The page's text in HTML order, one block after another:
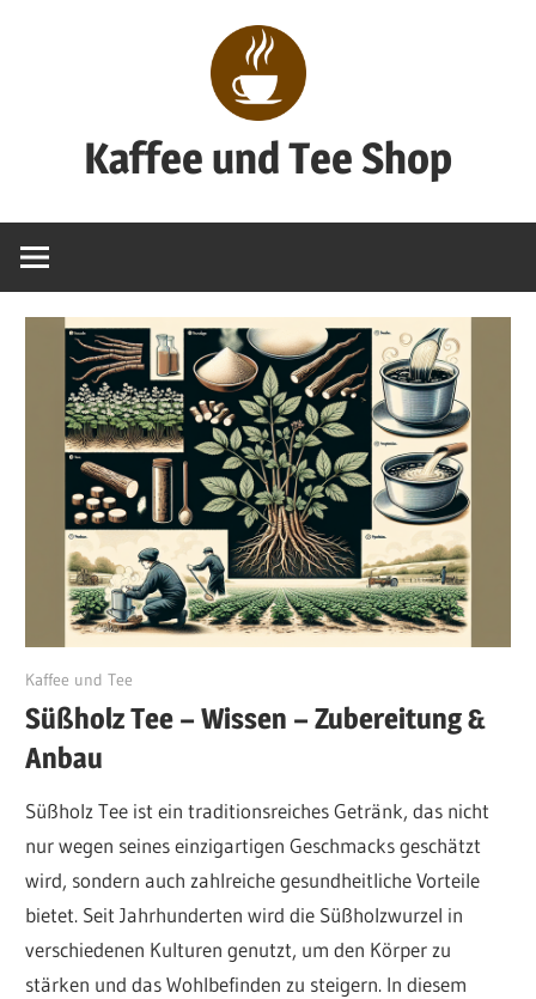
Kaffee und Tee Shop
pur
Juli 11, 2024
Kaffee und Tee
Süßholz Tee – Wissen – Zubereitung &
Anbau
Süßholz Tee ist ein traditionsreiches Getränk, das nicht
nur wegen seines einzigartigen Geschmacks geschätzt
wird, sondern auch zahlreiche gesundheitliche Vorteile
bietet. Seit Jahrhunderten wird die Süßholzwurzel in
verschiedenen Kulturen genutzt, um den Körper zu
stärken und das Wohlbefinden zu steigern. In diesem